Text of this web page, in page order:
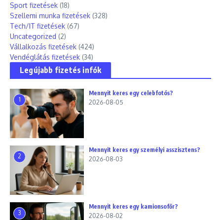
Sport fizetések (18)
Szellemi munka fizetések (328)
Tech/IT fizetések (67)
Uncategorized (2)
Vállalkozás fizetések (424)
Vendéglátás fizetések (34)
Legújabb fizetés infók
1
Mennyit keres egy celebfotós?
2026-08-05
2
Mennyit keres egy személyi asszisztens?
2026-08-03
3
Mennyit keres egy kamionsofőr?
2026-08-02